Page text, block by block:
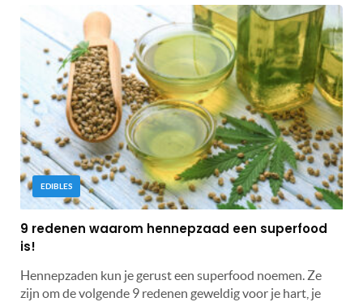
EDIBLES
9 redenen waarom hennepzaad een superfood
is!
Hennepzaden kun je gerust een superfood noemen. Ze
zijn om de volgende 9 redenen geweldig voor je hart, je